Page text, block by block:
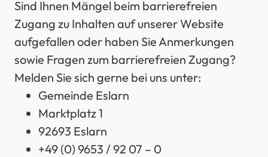
Sind Ihnen Mängel beim barrierefreien
Zugang zu Inhalten auf unserer Website
aufgefallen oder haben Sie Anmerkungen
sowie Fragen zum barrierefreien Zugang?
Melden Sie sich gerne bei uns unter:
Gemeinde Eslarn
Marktplatz 1
92693 Eslarn
+49 (0) 9653 / 92 07 – 0